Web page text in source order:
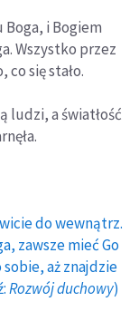
Boga, i Bogiem
Wszystko przez
co się stało.
ludzi, a światłość
do wewnątrz.
zawsze mieć Go
aż znajdzie
Rozwój duchowy)